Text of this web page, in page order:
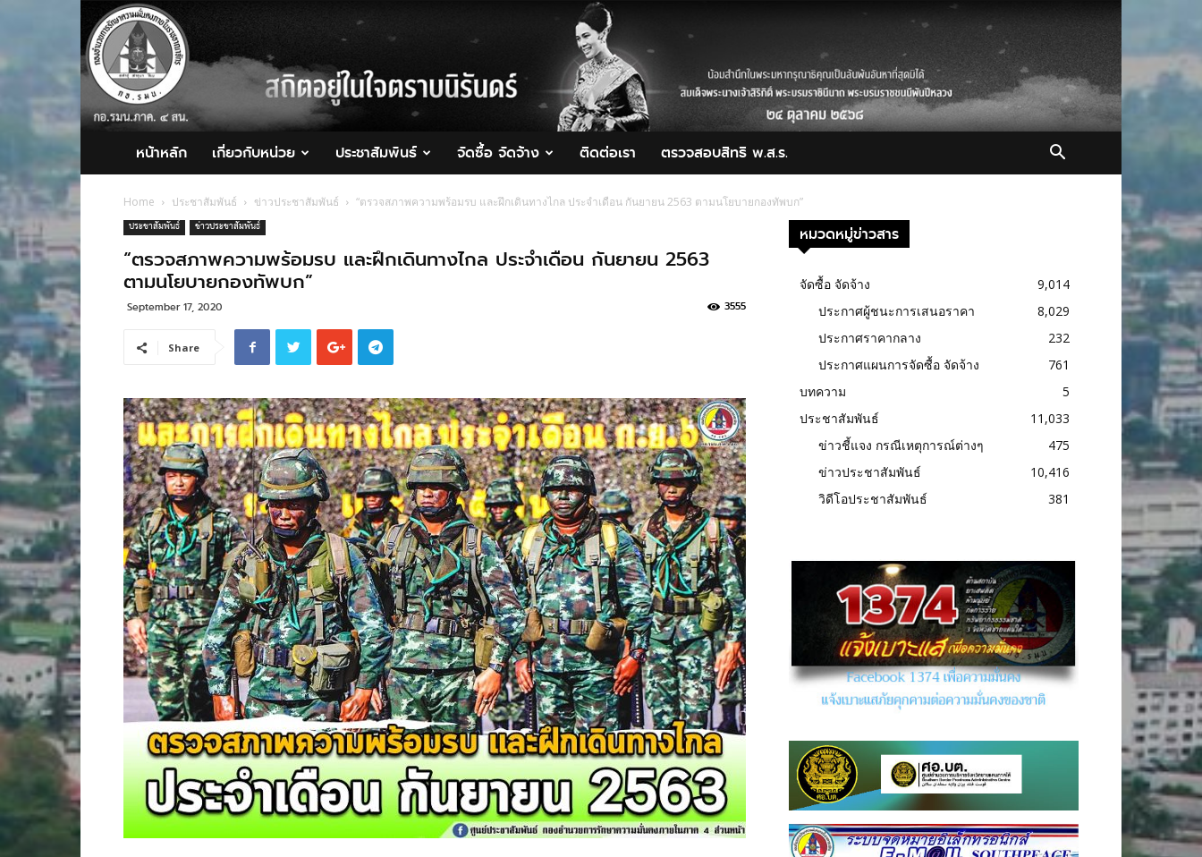
กอ.รมน.ภาค
4
สน.
หน้าหลัก เกี่ยวกับหน่วย ประชาสัมพันธ์ จัดซื้อ จัดจ้าง ติดต่อเรา ตรวจสอบสิทธิ พ.ส.ร.
Home ประชาสัมพันธ์ ข่าวประชาสัมพันธ์ “ตรวจสภาพความพร้อมรบ​ และฝึกเดินทางไกล ประจำเดือน กันยายน 2563 ตามนโยบายกองทัพบก”
ประชาสัมพันธ์ ข่าวประชาสัมพันธ์
“ตรวจสภาพความพร้อมรบ​ และฝึกเดินทางไกล ประจำเดือน กันยายน 2563
ตามนโยบายกองทัพบก”
September 17, 2020 3555
Share
หมวดหมู่ข่าวสาร
จัดซื้อ จัดจ้าง
9,014
ประกาศผู้ชนะการเสนอราคา
8,029
ประกาศราคากลาง
232
ประกาศแผนการจัดซื้อ จัดจ้าง
761
บทความ
5
ประชาสัมพันธ์
11,033
ข่าวชี้แจง กรณีเหตุการณ์ต่างๆ
475
ข่าวประชาสัมพันธ์
10,416
วิดีโอประชาสัมพันธ์
381